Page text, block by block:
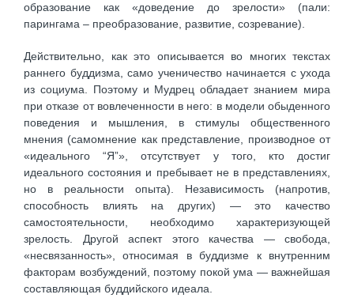
образование как «доведение до зрелости» (пали:
парингама – преобразование, развитие, созревание).
Действительно, как это описывается во многих текстах
раннего буддизма, само ученичество начинается с ухода
из социума. Поэтому и Мудрец обладает знанием мира
при отказе от вовлеченности в него: в модели обыденного
поведения и мышления, в стимулы общественного
мнения (самомнение как представление, производное от
«идеального “Я”», отсутствует у того, кто достиг
идеального состояния и пребывает не в представлениях,
но в реальности опыта). Независимость (напротив,
способность влиять на других) — это качество
самостоятельности, необходимо характеризующей
зрелость. Другой аспект этого качества — свобода,
«несвязанность», относимая в буддизме к внутренним
факторам возбуждений, поэтому покой ума — важнейшая
составляющая буддийского идеала.